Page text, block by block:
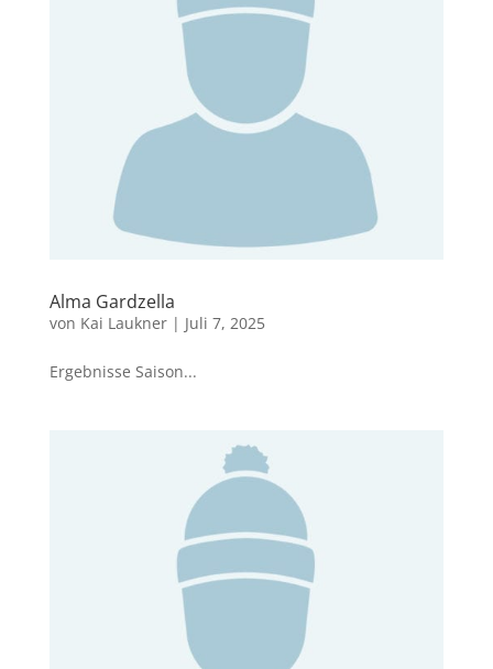
Alma Gardzella
von Kai Laukner| Juli 7, 2025
Ergebnisse Saison...